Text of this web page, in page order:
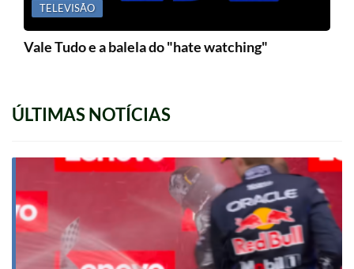
TELEVISÃO
Vale Tudo e a balela do "hate watching"
ÚLTIMAS NOTÍCIAS